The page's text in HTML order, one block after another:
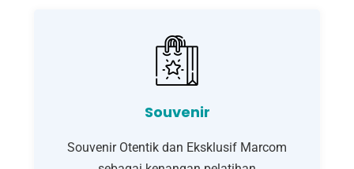
Souvenir
Souvenir Otentik dan Eksklusif Marcom